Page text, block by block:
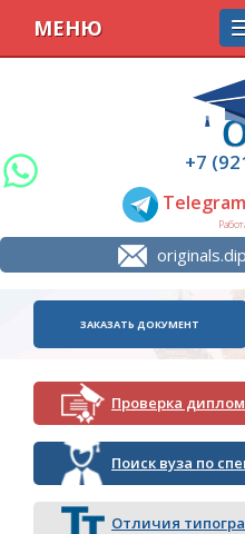
+7
Telegram
МЕНЮ
ЗАКАЗАТЬ ДОКУМЕНТ
Проверка
Поиск вуза по
Отличия